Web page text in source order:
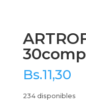
Bs.11,30
234 disponibles